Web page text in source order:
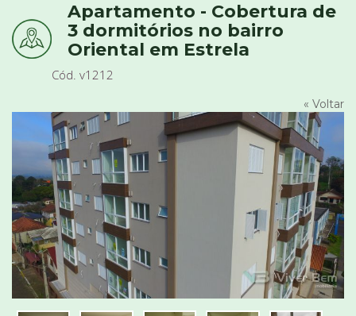
Apartamento - Cobertura de
3 dormitórios no bairro
Oriental em Estrela
Cód. v1212
« Voltar